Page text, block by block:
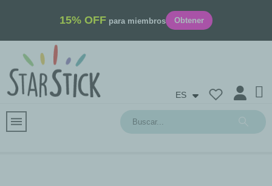
15% OFF para miembros Obtener
ES